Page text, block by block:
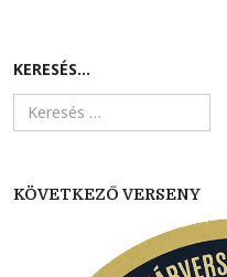
KERESÉS...
KÖVETKEZŐ VERSENY